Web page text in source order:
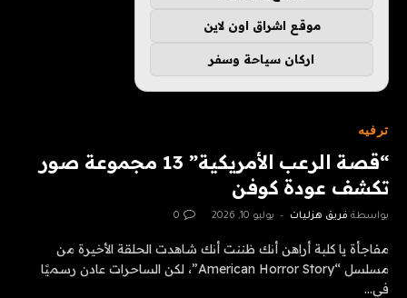
ترفيه
“قصة الرعب الأمريكية” 13 مجموعة صور
تكشف عودة كوفن
بواسطة فريق هزليات يوليو 10, 2026 0
مفاجأة يا كلبة أراهن أنك ظننت أنك شاهدت الحلقة الأخيرة من
مسلسل “American Horror Story”، لكن الساحرات عادن رسميًا
في…
موقع اشراق اون لاين
اركان سياحة وسفر